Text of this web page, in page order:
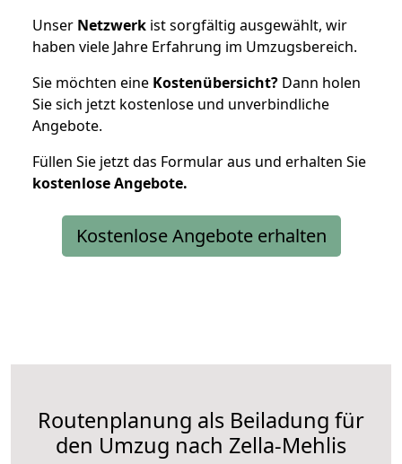
Unser Netzwerk ist sorgfältig ausgewählt, wir
haben viele Jahre Erfahrung im Umzugsbereich.
Sie möchten eine Kostenübersicht? Dann holen
Sie sich jetzt kostenlose und unverbindliche
Angebote.
Füllen Sie jetzt das Formular aus und erhalten Sie
kostenloseAngebote.
Kostenlose Angebote erhalten
Routenplanung als Beiladung für
den Umzug nach Zella-Mehlis